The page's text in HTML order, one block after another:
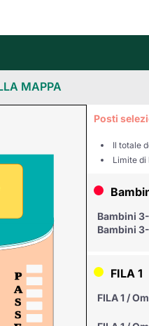
P
A
S
S
Posti
Il totale
Limite di
Bambini
Bambini
FILA 1
FILA 1 /